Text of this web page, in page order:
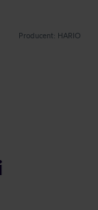
Producent: HARIO